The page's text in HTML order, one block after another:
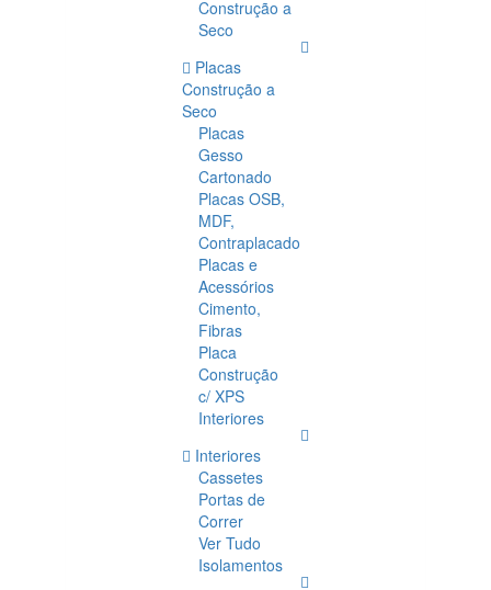
Construção a
Seco
Placas
Construção a
Seco
Placas
Gesso
Cartonado
Placas OSB,
MDF,
Contraplacado
Placas e
Acessórios
Cimento,
Fibras
Placa
Construção
c/ XPS
Interiores
Interiores
Cassetes
Portas de
Correr
Ver Tudo
Isolamentos